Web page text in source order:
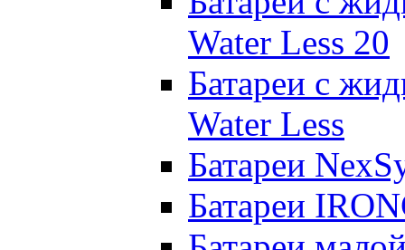
Water Less 20
Батареи с
Water Less
Батареи
Батареи